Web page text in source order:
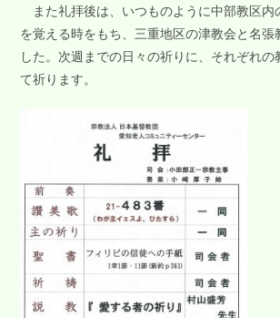
また礼拝後は、いつものように中部教区内
を覚える時をもち、三重地区の津教会と名張
した。次週までの日々の祈りに、それぞれの
て祈ります。